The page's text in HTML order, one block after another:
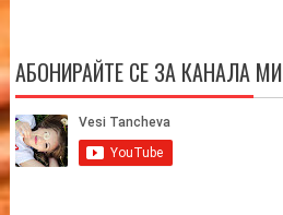
АБОНИРАЙТЕ СЕ ЗА КАНАЛА МИ